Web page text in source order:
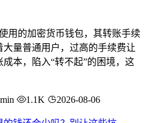
用的加密货币钱包，其转账手续
量普通用户，过高的手续费让
本，陷入“转不起”的困境，这
1.1K 2026-08-06